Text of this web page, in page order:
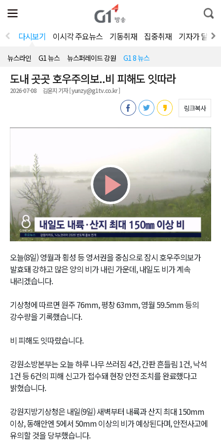
전
체
뉴
열
통
합
색
다시보기 이시각 주요뉴스 기동취재 집중취재 기자가 달려
뉴스라인 G1 뉴스 뉴스퍼레이드 강원 G1 8 뉴스
도내 곳곳 호우주의보..비 피해도 잇따라
2026-07-08 김윤지 기자 [ yunzy@g1tv.co.kr ]
링크복사
Play
Video
오늘(8일) 영월과 횡성 등 영서권을 중심으로 잠시 호우주의보가
발효돼 강하고 많은 양의 비가 내린 가운데, 내일도 비가 계속
내리겠습니다.
기상청에 따르면 원주 76mm, 평창 63mm, 영월 59.5mm 등의
강수량을 기록했습니다.
비 피해도 잇따랐습니다.
강원소방본부는 오늘 하루 나무 쓰러짐 4건, 간판 흔들림 1건, 낙석
1건 등 6건의 피해 신고가 접수돼 현장 안전 조치를 완료했다고
밝혔습니다.
강원지방기상청은 내일(9일) 새벽부터 내륙과 산지 최대 150mm
이상, 동해안엔 5에서 50mm 이상의 비가 예상된다며, 안전사고에
유의할 것을 당부했습니다.